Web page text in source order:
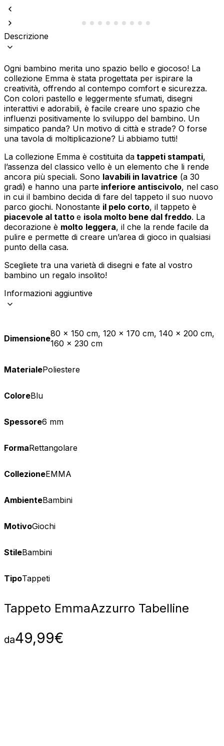
Descrizione
Ogni bambino merita uno spazio bello e giocoso! La
collezione Emma è stata progettata per ispirare la
creatività, offrendo al contempo comfort e sicurezza.
Con colori pastello e leggermente sfumati, disegni
interattivi e adorabili, è facile creare uno spazio che
influenzi positivamente lo sviluppo del bambino. Un
simpatico panda? Un motivo di città e strade? O forse
una tavola di moltiplicazione? Li abbiamo tutti!
La collezione Emma è costituita da tappeti stampati,
l’assenza del classico vello è un elemento che li rende
ancora più speciali. Sono lavabili in lavatrice (a 30
gradi) e hanno una parte inferiore antiscivolo, nel caso
in cui il bambino decida di fare del tappeto il suo nuovo
parco giochi. Nonostante il pelo corto, il tappeto è
piacevole al tatto e isola molto bene dal freddo. La
decorazione è molto leggera, il che la rende facile da
pulire e permette di creare un’area di gioco in qualsiasi
punto della casa.
Scegliete tra una varietà di disegni e fate al vostro
bambino un regalo insolito!
Informazioni aggiuntive
Dimensione80 x 150 cm, 120 x 170 cm, 140 x 200 cm,
160 x 230 cm
MaterialePoliestere
ColoreBlu
Spessore6 mm
FormaRettangolare
CollezioneEMMA
AmbienteBambini
MotivoGiochi
StileBambini
TipoTappeti
Tappeto EmmaAzzurro Tabelline
da49,99€